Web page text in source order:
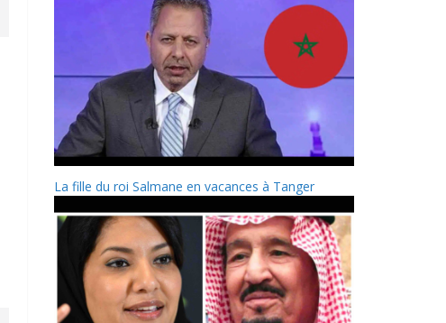
La fille du roi Salmane en vacances à Tanger